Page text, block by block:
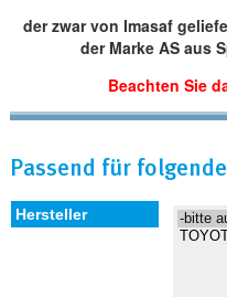
der zwar von Imasaf
der Marke AS aus
Beachten Sie
Passend für